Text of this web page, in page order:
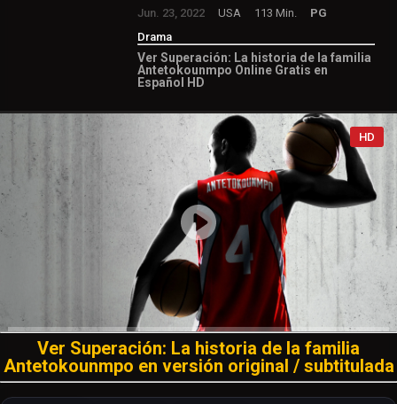
Jun. 23, 2022 USA 113 Min.
PG
Drama
Ver Superación: La historia de la familia
Antetokounmpo Online Gratis en
Español HD
HD
Ver Superación: La historia de la familia
Antetokounmpo en versión original / subtitulada